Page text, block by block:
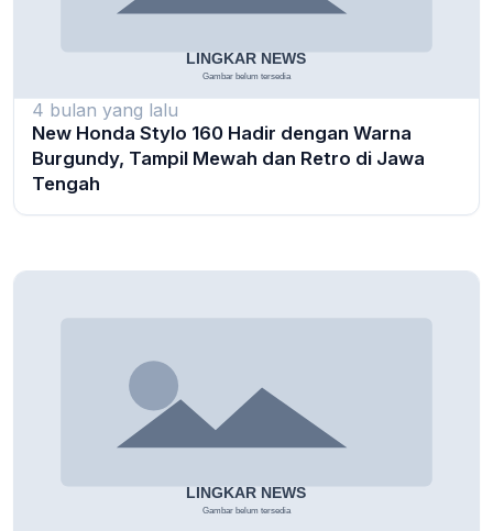
4 bulan yang lalu
New Honda Stylo 160 Hadir dengan Warna
Burgundy, Tampil Mewah dan Retro di Jawa
Tengah